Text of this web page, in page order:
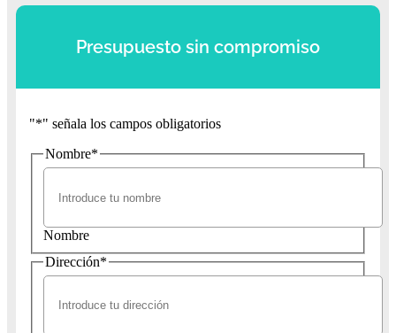
Presupuesto sin compromiso
"*" señala los campos obligatorios
Nombre*
Nombre
Dirección*